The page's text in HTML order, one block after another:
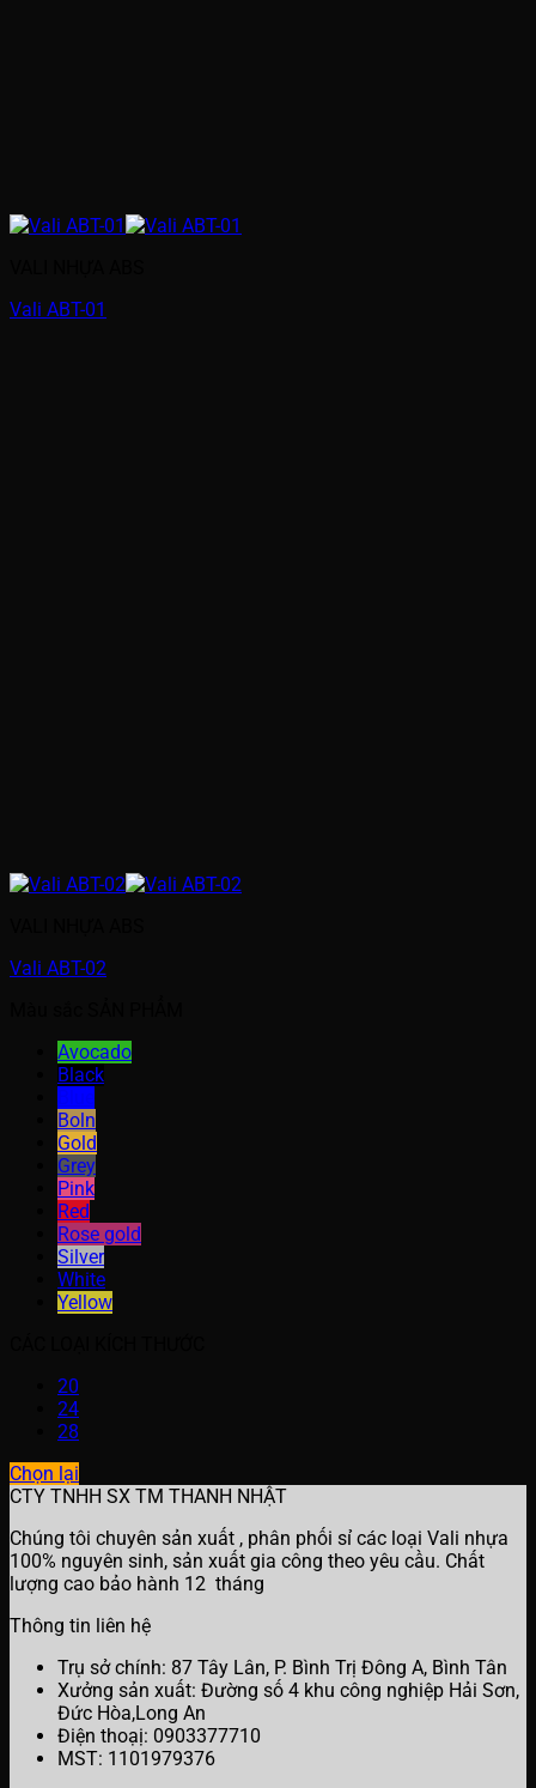
Vali ABT-01
Vali ABT-02
Avocado
Black
Boln
Gold
Grey
Pink
Red
Rose gold
Silver
White
Yellow
20
24
28
Chọn lại
CTY TNHH SX TM THANH NHẬT
Chúng tôi chuyên sản xuất , phân phối sỉ các loại Vali nhựa
100% nguyên sinh, sản xuất gia công theo yêu cầu. Chất
lượng cao bảo hành 12 tháng
Thông tin liên hệ
Trụ sở chính: 87 Tây Lân, P. Bình Trị Đông A, Bình Tân
Xưởng sản xuất: Đường số 4 khu công nghiệp Hải Sơn,
Đức Hòa,Long An
Điện thoạị: 0903377710
MST: 1101979376